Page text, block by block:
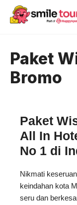
Skip
Paket
Bromo
Paket
All In
No 1 di
Nikmati
keindahan kota
seru dan